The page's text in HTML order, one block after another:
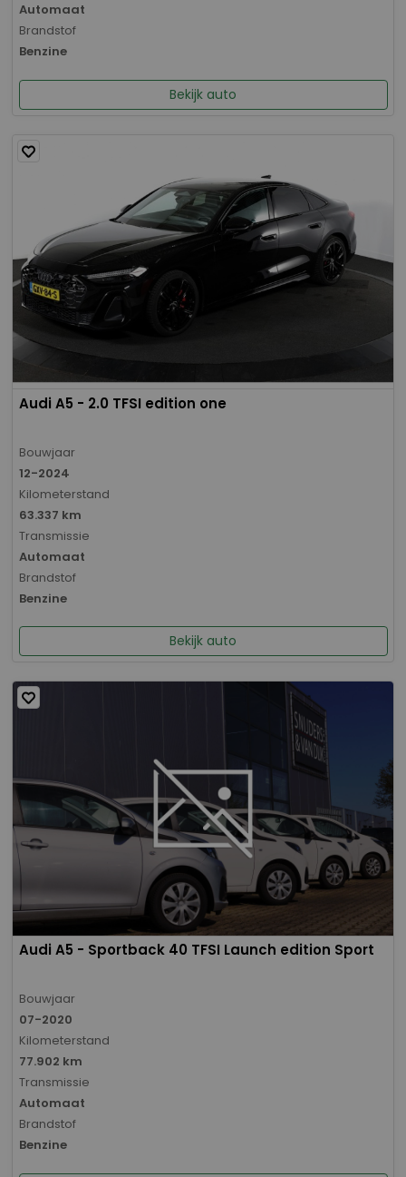
Automaat
Brandstof
Benzine
Bekijk auto
Audi A5 - 2.0 TFSI edition one
Bouwjaar
12-2024
Kilometerstand
63.337 km
Transmissie
Automaat
Brandstof
Benzine
Bekijk auto
Audi A5 - Sportback 40 TFSI Launch edition Sport
Bouwjaar
07-2020
Kilometerstand
77.902 km
Transmissie
Automaat
Brandstof
Benzine